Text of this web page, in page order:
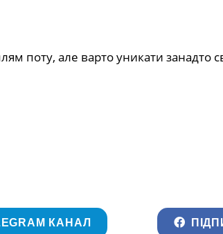
поту, але варто уникати занадто
КАНАЛ